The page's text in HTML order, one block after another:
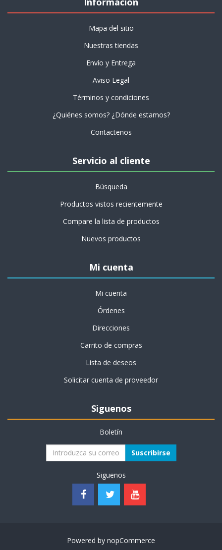
Mapa del sitio
Nuestras tiendas
Envío y Entrega
Aviso Legal
Términos y condiciones
¿Quiénes somos? ¿Dónde estamos?
Contactenos
Servicio al cliente
Búsqueda
Productos vistos recientemente
Compare la lista de productos
Nuevos productos
Mi cuenta
Mi cuenta
Órdenes
Direcciones
Carrito de compras
Lista de deseos
Solicitar cuenta de proveedor
Siguenos
Boletín
Suscribirse
Siguenos
Powered by nopCommerce